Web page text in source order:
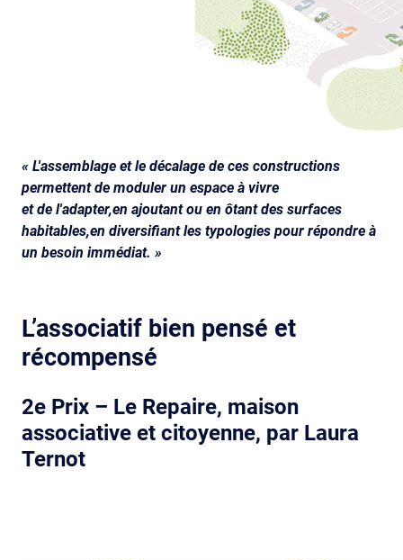
« L'assemblage et le décalage de ces constructions
permettent de moduler un espace à vivre
et de l'adapter,en ajoutant ou en ôtant des surfaces
habitables,en diversifiant les typologies pour répondre à
un besoin immédiat. »
L’associatif bien pensé et
récompensé
2e Prix – Le Repaire, maison
associative et citoyenne, par Laura
Ternot